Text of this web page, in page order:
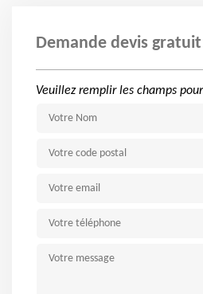
Demande devis gratuit
Veuillez remplir les champs